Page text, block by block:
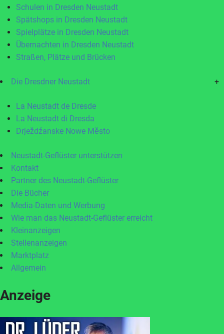
Schulen in Dresden Neustadt
Spätshops in Dresden Neustadt
Spielplätze in Dresden Neustadt
Übernachten in Dresden Neustadt
Straßen, Plätze und Brücken
Die Dresdner Neustadt +
La Neustadt de Dresde
La Neustadt di Dresda
Drježdźanske Nowe Město
Neustadt-Geflüster unterstützen
Kontakt
Partner des Neustadt-Geflüster
Die Bücher
Media-Daten und Werbung
Wie man das Neustadt-Geflüster erreicht
Kleinanzeigen
Stellenanzeigen
Marktplatz
Allgemein
Anzeige